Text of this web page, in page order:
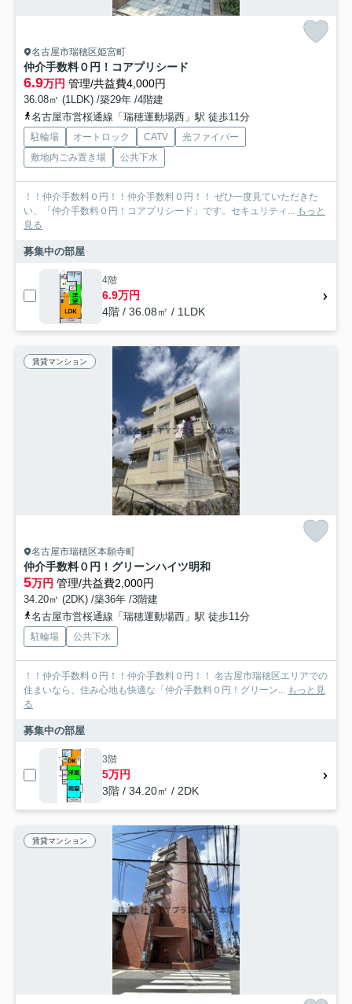
名古屋市瑞穂区姫宮町
仲介手数料０円！コアプリシード
6.9万円 管理/共益費4,000円
36.08㎡ (1LDK) /築29年 /4階建
名古屋市営桜通線「瑞穂運動場西」駅 徒歩11分
駐輪場 オートロック CATV
光ファイバー
敷地内ごみ置き場
公共下水
！！仲介手数料０円！！仲介手数料０円！！ ぜひ一度見ていただきた
い、「仲介手数料０円！コアプリシード」です。セキュリティ... もっと
見る
募集中の部屋
4階
6.9万円
4階 / 36.08㎡ / 1LDK
賃貸マンション
名古屋市瑞穂区本願寺町
仲介手数料０円！グリーンハイツ明和
5万円 管理/共益費2,000円
34.20㎡ (2DK) /築36年 /3階建
名古屋市営桜通線「瑞穂運動場西」駅 徒歩11分
駐輪場 公共下水
！！仲介手数料０円！！仲介手数料０円！！ 名古屋市瑞穂区エリアでの
住まいなら、住み心地も快適な「仲介手数料０円！グリーン... もっと見
る
募集中の部屋
3階
5万円
3階 / 34.20㎡ / 2DK
賃貸マンション